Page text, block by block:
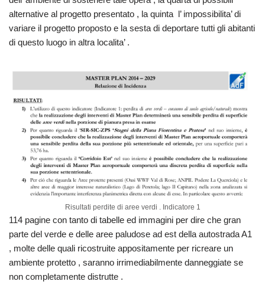
alternative al progetto presentato , la quinta l’ impossibilita’ di
variare il progetto proposto e la sesta di deportare tutti gli abitanti
di questo luogo in altra localita’ .
Risultati perdite di aree verdi . Indicatore 1
114 pagine con tanto di tabelle ed immagini per dire che gran
parte del verde e delle aree paludose ad est della autostrada A1
, molte delle quali ricostruite appositamente per ricreare un
ambiente protetto , saranno irrimediabilmente danneggiate se
non completamente distrutte .